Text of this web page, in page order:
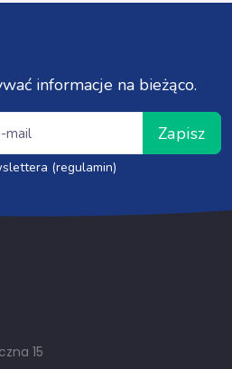
informacje na bieżąco.
Zapisz
(regulamin)
15